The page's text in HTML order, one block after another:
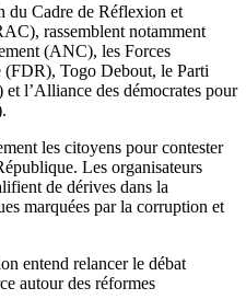
du Cadre de Réflexion et
rassemblent notamment
(ANC), les Forces
(FDR), Togo Debout, le Parti
l’Alliance des démocrates pour
les citoyens pour contester
Les organisateurs
de dérives dans la
marquées par la corruption et
entend relancer le débat
autour des réformes